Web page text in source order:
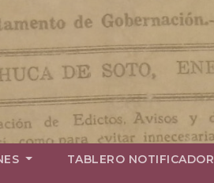
TABLERO NOTIFICADOR